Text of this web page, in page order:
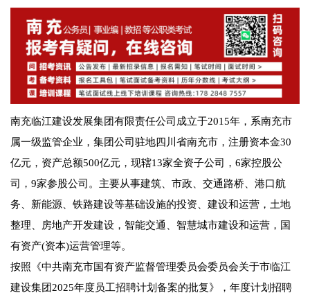
南充临江建设发展集团有限责任公司成立于2015年，系南充市
属一级监管企业，集团公司驻地四川省南充市，注册资本金30
亿元，资产总额500亿元，现辖13家全资子公司，6家控股公
司，9家参股公司。主要从事建筑、市政、交通路桥、港口航
务、新能源、铁路建设等基础设施的投资、建设和运营，土地
整理、房地产开发建设，智能交通、智慧城市建设和运营，国
有资产(资本)运营管理等。
按照《中共南充市国有资产监督管理委员会委员会关于市临江
建设集团2025年度员工招聘计划备案的批复》，年度计划招聘